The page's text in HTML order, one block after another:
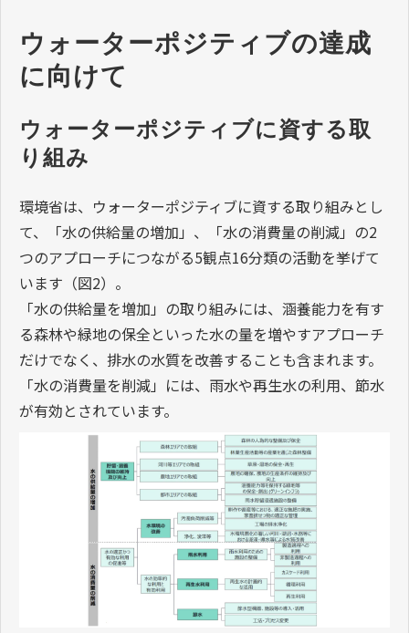
ウォーターポジティブの達成
に向けて
ウォーターポジティブに資する取
り組み
環境省は、ウォーターポジティブに資する取り組みとし
て、「水の供給量の増加」、「水の消費量の削減」の2
つのアプローチにつながる5観点16分類の活動を挙げて
います（図2）。
「水の供給量を増加」の取り組みには、涵養能力を有す
る森林や緑地の保全といった水の量を増やすアプローチ
だけでなく、排水の水質を改善することも含まれます。
「水の消費量を削減」には、雨水や再生水の利用、節水
が有効とされています。